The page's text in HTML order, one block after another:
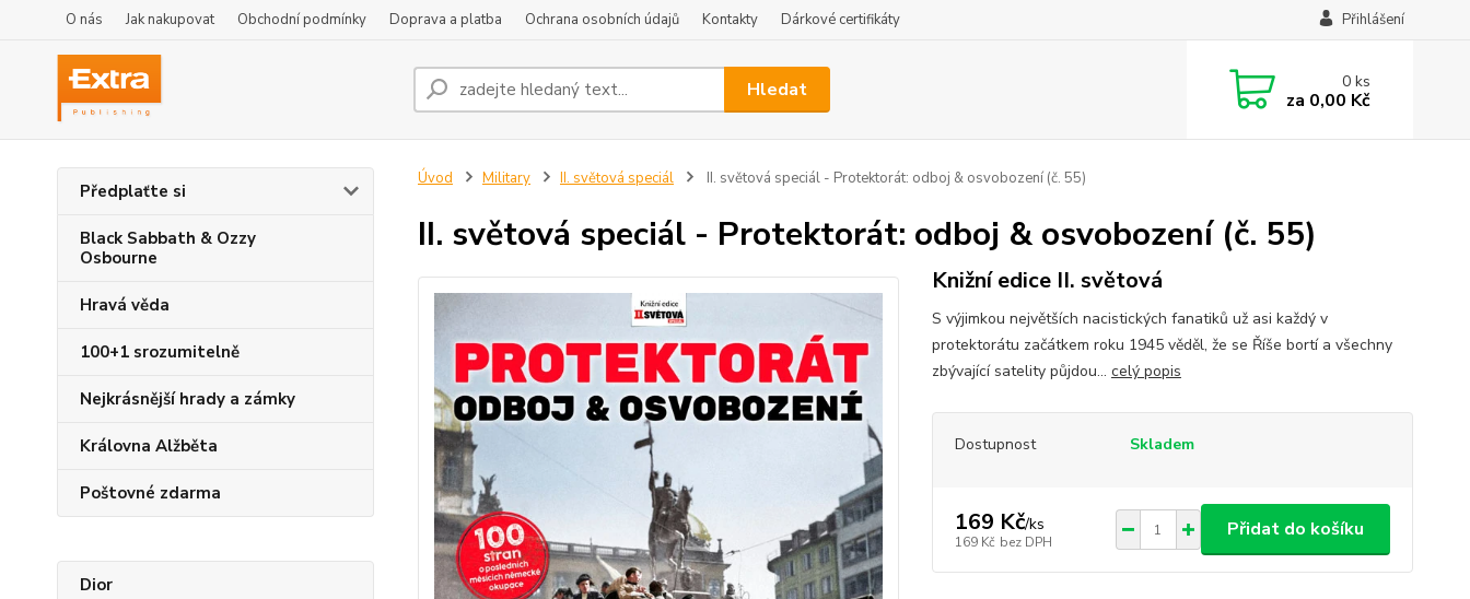
O nás Jak nakupovat Obchodní podmínky Doprava a platba Ochrana osobních údajů Kontakty Dárkové certifikáty Přihlášení
Hledat 0ks
za 0,00 Kč
Předplaťte si
Black Sabbath & Ozzy
Osbourne
Hravá věda
100+1 srozumitelně
Nejkrásnější hrady a zámky
Královna Alžběta
Poštovné zdarma
Dior
Úvod Military II. světová speciál II. světová speciál - Protektorát: odboj & osvobození (č. 55)
II. světová speciál - Protektorát: odboj & osvobození (č. 55)
Knižní edice II. světová
S výjimkou největších nacistických fanatiků už asi každý v
protektorátu začátkem roku 1945 věděl, že se Říše bortí a všechny
zbývající satelity půjdou... celý popis
Dostupnost Skladem
169 Kč/ks
169 Kč bez DPH
Přidat do košíku